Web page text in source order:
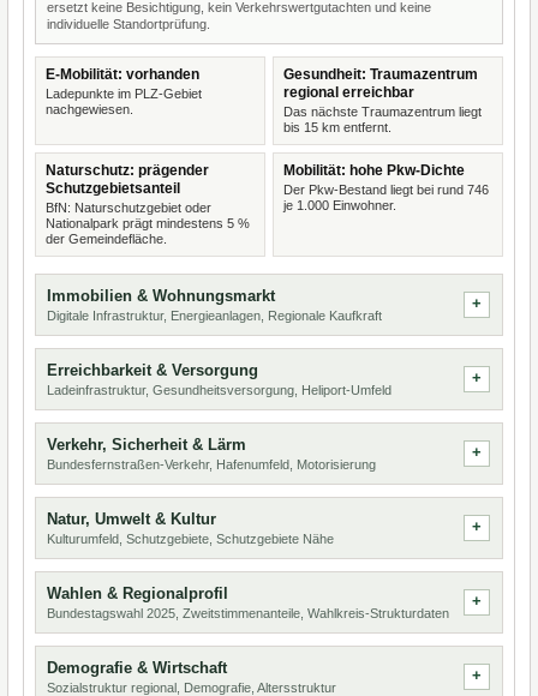
ersetzt keine Besichtigung, kein Verkehrswertgutachten und keine
individuelle Standortprüfung.
E-Mobilität: vorhanden
Ladepunkte im PLZ-Gebiet
nachgewiesen.
Gesundheit: Traumazentrum
regional erreichbar
Das nächste Traumazentrum liegt
bis 15 km entfernt.
Naturschutz: prägender
Schutzgebietsanteil
BfN: Naturschutzgebiet oder
Nationalpark prägt mindestens 5 %
der Gemeindefläche.
Mobilität: hohe Pkw-Dichte
Der Pkw-Bestand liegt bei rund 746
je 1.000 Einwohner.
Immobilien & Wohnungsmarkt
Digitale Infrastruktur, Energieanlagen, Regionale Kaufkraft
Erreichbarkeit & Versorgung
Ladeinfrastruktur, Gesundheitsversorgung, Heliport-Umfeld
Verkehr, Sicherheit & Lärm
Bundesfernstraßen-Verkehr, Hafenumfeld, Motorisierung
Natur, Umwelt & Kultur
Kulturumfeld, Schutzgebiete, Schutzgebiete Nähe
Wahlen & Regionalprofil
Bundestagswahl 2025, Zweitstimmenanteile, Wahlkreis-Strukturdaten
Demografie & Wirtschaft
Sozialstruktur regional, Demografie, Altersstruktur